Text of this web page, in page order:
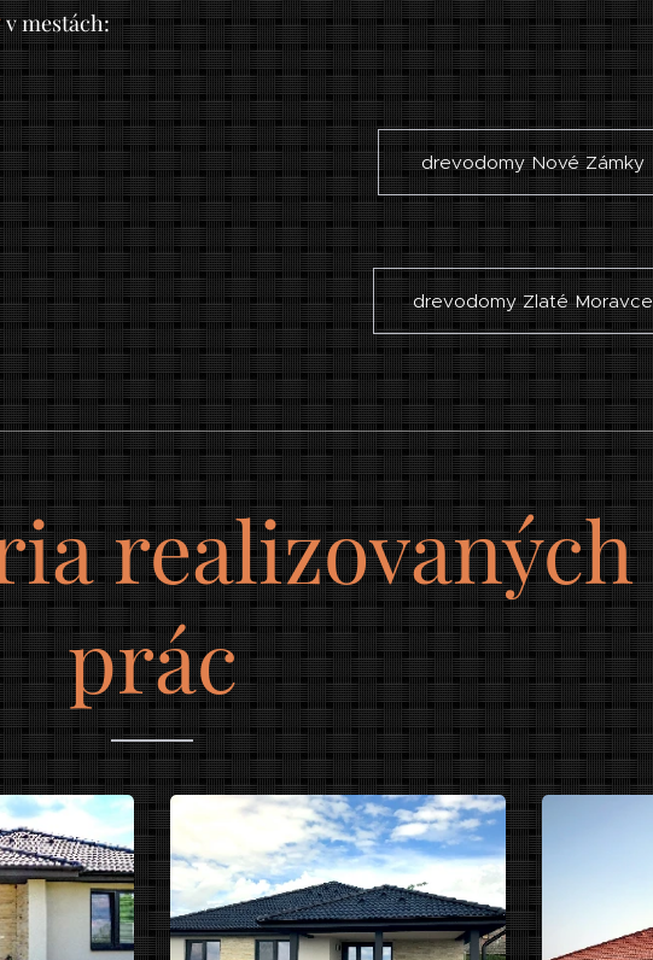
v mestách:
drevodomy Nové Zámky
drevodomy Zlaté Moravce
realizovaných
prác